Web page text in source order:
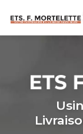
principal